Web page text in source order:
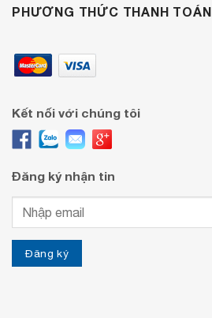
PHƯƠNG THỨC THANH TOÁN
Kết nối với chúng tôi
Đăng ký nhận tin